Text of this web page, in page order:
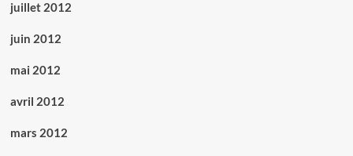
juillet 2012
juin 2012
mai 2012
avril 2012
mars 2012